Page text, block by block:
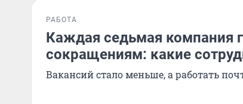
РАБОТА
Каждая седьмая компания
сокращениям: какие
Вакансий стало меньше, а работать